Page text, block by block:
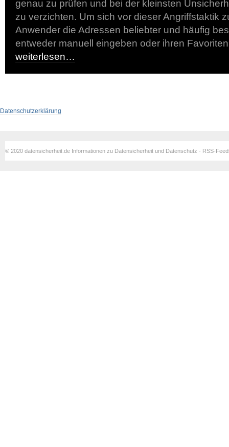
genau zu prüfen und bei der kleinsten
zu verzichten. Um sich vor dieser Angriffstaktik
Anwender die Adressen beliebter und häufig
entweder manuell eingeben oder ihren
weiterlesen…
Datenschutzerklärung
© 2020 datensicherheit.de Informationen zu Datensicherheit und Datenschutz - RSS-